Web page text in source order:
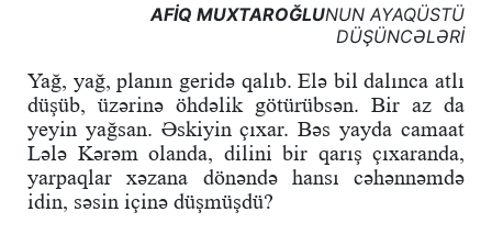
AFİQ MUXTAROĞLUNUN AYAQÜSTÜ
DÜŞÜNCƏLƏRİ
Yağ, yağ, planın geridə qalıb. Elə bil dalınca atlı
düşüb, üzərinə öhdəlik götürübsən. Bir az da
yeyin yağsan. Əskiyin çıxar. Bəs yayda camaat
Lələ Kərəm olanda, dilini bir qarış çıxaranda,
yarpaqlar xəzana dönəndə hansı cəhənnəmdə
idin, səsin içinə düşmüşdü?